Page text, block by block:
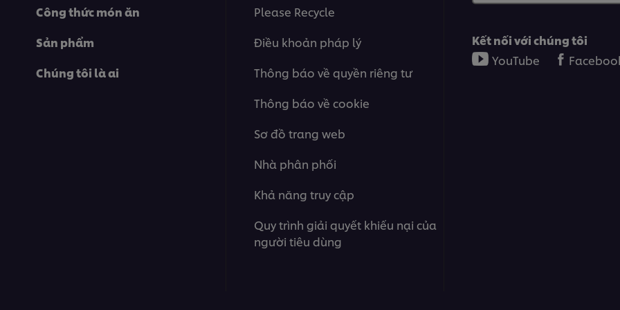
Công thức món ăn
Sản phẩm
Chúng tôi là ai
Please Recycle
Điều khoản pháp lý
Thông báo về quyền riêng tư
Thông báo về cookie
Sơ đồ trang web
Nhà phân phối
Khả năng truy cập
Quy trình giải quyết khiếu nại của
người tiêu dùng
Kết nối với chúng tôi
YouTube